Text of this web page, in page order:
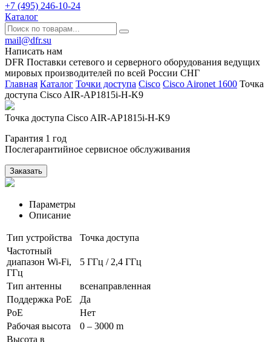
+7 (495) 246-10-24
Каталог
mail@dfr.su
Написать нам
DFR Поставки сетевого и серверного оборудования ведущих
мировых производителей по всей России СНГ
Главная Каталог Точки доступа Cisco Cisco Aironet 1600 Точка
доступа Cisco AIR-AP1815i-H-K9
Точка доступа Cisco AIR-AP1815i-H-K9
Гарантия 1 год
Послегарантийное сервисное обслуживания
Заказать
Параметры
Описание
Тип устройства
Точка доступа
Частотный
диапазон Wi-Fi,
ГГц
5 ГГц / 2,4 ГГц
Тип антенны
всенаправленная
Поддержка PoE
Да
PoE
Нет
Рабочая высота
0 – 3000 m
Высота в